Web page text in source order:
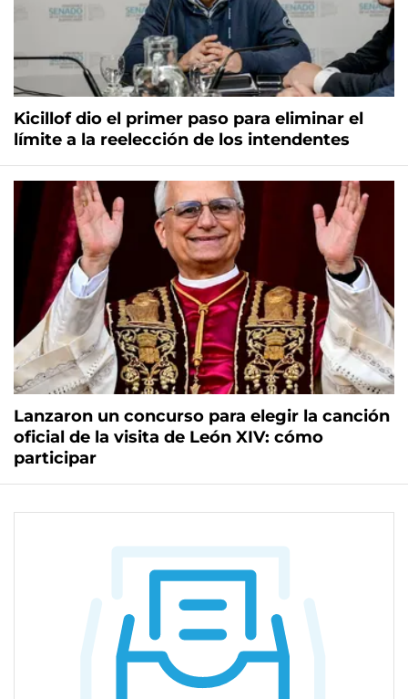
Kicillof dio el primer paso para eliminar el
límite a la reelección de los intendentes
Lanzaron un concurso para elegir la canción
oficial de la visita de León XIV: cómo
participar